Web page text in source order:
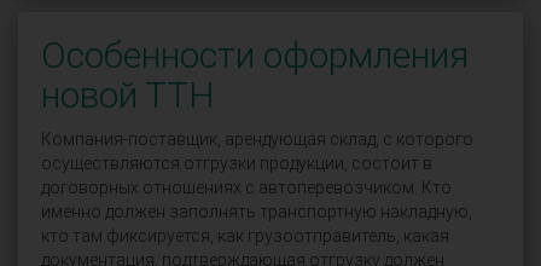
Особенности оформления
новой ТТН
Компания-поставщик, арендующая склад, с которого
осуществляются отгрузки продукции, состоит в
договорных отношениях с автоперевозчиком. Кто
именно должен заполнять транспортную накладную,
кто там фиксируется, как грузоотправитель, какая
документация, подтверждающая отгрузку должен